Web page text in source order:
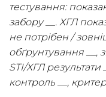
тестування:
забору __. ХГЛ
не потрібен /
обґрунтування __,
STI/ХГЛ
контроль __,